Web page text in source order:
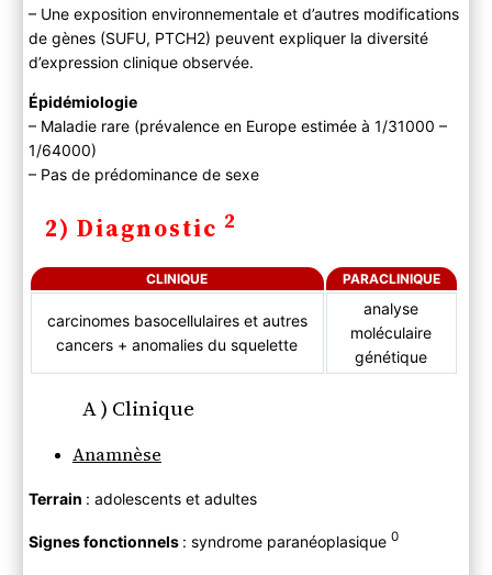
– Une exposition environnementale et d’autres modifications
de gènes (SUFU, PTCH2) peuvent expliquer la diversité
d’expression clinique observée.
Épidémiologie
– Maladie rare (prévalence en Europe estimée à 1/31000 –
1/64000)
– Pas de prédominance de sexe
2) Diagnostic 2
CLINIQUE PARACLINIQUE
carcinomes basocellulaires et autres
cancers + anomalies du squelette
analyse
moléculaire
génétique
A ) Clinique
Anamnèse
Terrain : adolescents et adultes
Signes fonctionnels : syndrome paranéoplasique 0